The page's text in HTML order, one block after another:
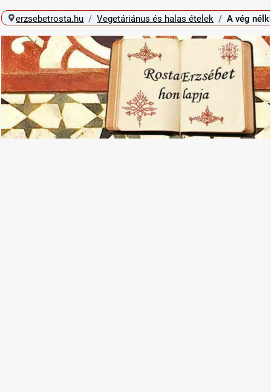
erzsebetrosta.hu Vegetáriánus és halas ételek A vég